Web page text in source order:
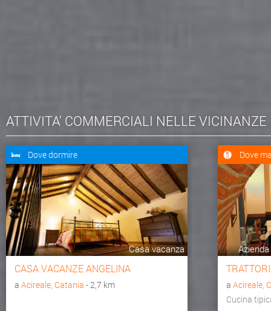
ATTIVITA' COMMERCIALI NELLE VICINANZE
Dove dormire
Casa vacanza
CASA VACANZE ANGELINA
a Acireale, Catania - 2,7 km
Dove
a Acireale,
Cucina